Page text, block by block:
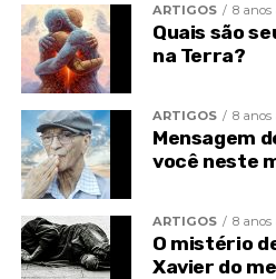
Abençoemos e amemos
do Plano Maior tem
para a superação das
compreensão integral da
aceitação das experiências
ARTIGOS 8 anos
Quais são
na Terra?
ARTIGOS 8 anos
Mensagem
você neste
ARTIGOS 8 anos
O mistério
Xavier do